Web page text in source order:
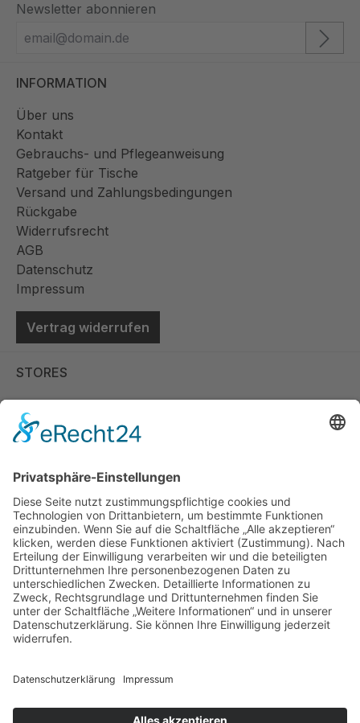
Newsletter abonnieren
INFORMATION
Über uns
Kontakt
Gebrauchs- und Pflegeanweisung
Ratgeber für Tische
Versand und Zahlungsbedingungen
Rückgabe
Widerrufsrecht
AGB
Datenschutz
Impressum
Vertrag widerrufen
STORES
Store Viernheim
Store Berlin
Handelspartner Köln
SICHERE BEZAHLUNG
ZUVERLÄSSIGER VERSAND